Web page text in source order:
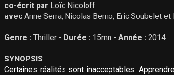
co-écrit par Loïc Nicoloff
avec Anne Serra, Nicolas Berno, Eric Soubelet et
Genre : Thriller - Durée : 15mn - Année : 2014
SYNOPSIS
Certaines réalités sont inacceptables.